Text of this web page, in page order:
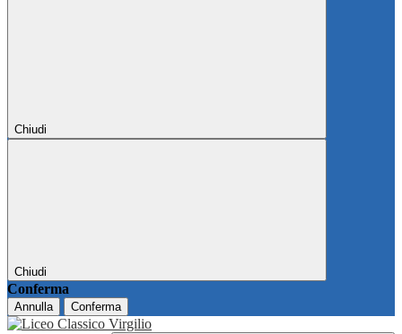
Chiudi
Chiudi
Conferma
Annulla Conferma